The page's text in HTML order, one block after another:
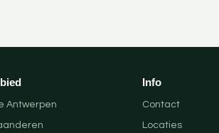
Antwerpen
Info
Contact
Locaties